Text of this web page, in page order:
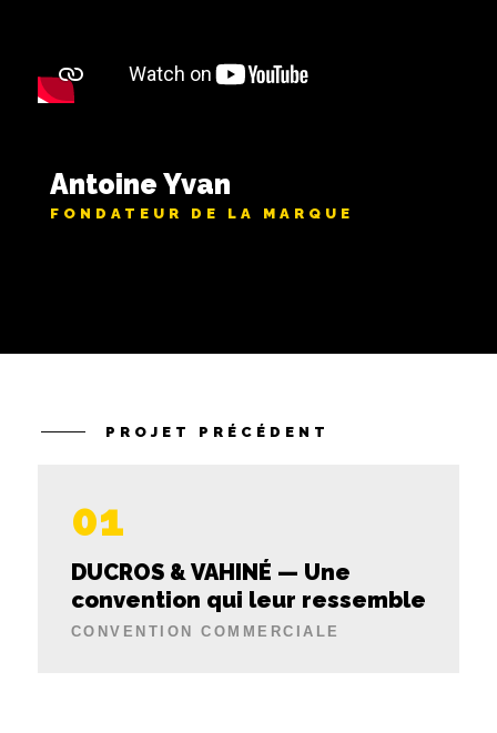
Antoine Yvan
FONDATEUR DE LA MARQUE
PROJET PRÉCÉDENT
01
DUCROS & VAHINÉ — Une
convention qui leur ressemble
CONVENTION COMMERCIALE